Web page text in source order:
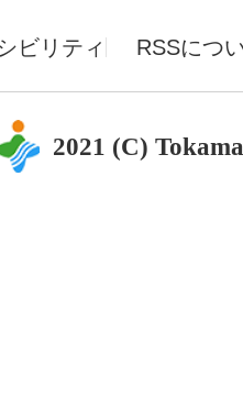
ビリティ RSSにつ
2021 (C)